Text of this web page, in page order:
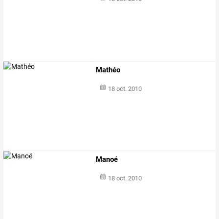
Mathéo
18 oct. 2010
Manoé
18 oct. 2010